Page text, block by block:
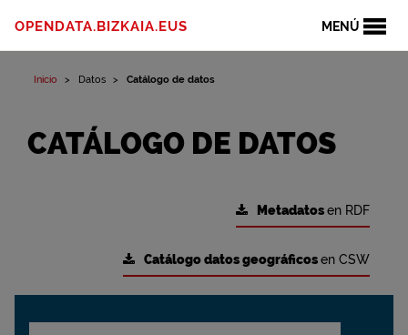
MENÚ
OPENDATA.BIZKAIA.EUS
Inicio Datos Catálogo de datos
CATÁLOGO DE DATOS
Metadatosen RDF
Catálogo datos geográficosen CSW